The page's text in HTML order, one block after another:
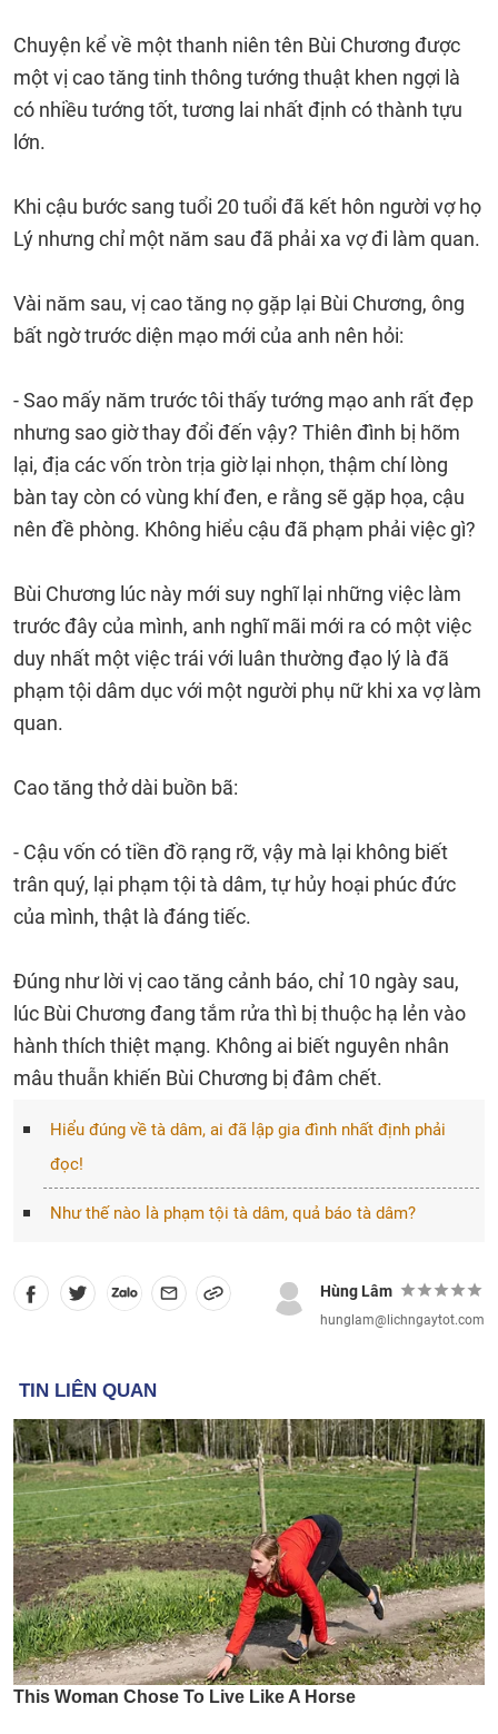
Chuyện kể về một thanh niên tên Bùi Chương được
một vị cao tăng tinh thông tướng thuật khen ngợi là
có nhiều tướng tốt, tương lai nhất định có thành tựu
lớn.
Khi cậu bước sang tuổi 20 tuổi đã kết hôn người vợ họ
Lý nhưng chỉ một năm sau đã phải xa vợ đi làm quan.
Vài năm sau, vị cao tăng nọ gặp lại Bùi Chương, ông
bất ngờ trước diện mạo mới của anh nên hỏi:
- Sao mấy năm trước tôi thấy tướng mạo anh rất đẹp
nhưng sao giờ thay đổi đến vậy? Thiên đình bị hõm
lại, địa các vốn tròn trịa giờ lại nhọn, thậm chí lòng
bàn tay còn có vùng khí đen, e rằng sẽ gặp họa, cậu
nên đề phòng. Không hiểu cậu đã phạm phải việc gì?
Bùi Chương lúc này mới suy nghĩ lại những việc làm
trước đây của mình, anh nghĩ mãi mới ra có một việc
duy nhất một việc trái với luân thường đạo lý là đã
phạm tội dâm dục với một người phụ nữ khi xa vợ làm
quan.
Cao tăng thở dài buồn bã:
- Cậu vốn có tiền đồ rạng rỡ, vậy mà lại không biết
trân quý, lại phạm tội tà dâm, tự hủy hoại phúc đức
của mình, thật là đáng tiếc.
Đúng như lời vị cao tăng cảnh báo, chỉ 10 ngày sau,
lúc Bùi Chương đang tắm rửa thì bị thuộc hạ lẻn vào
hành thích thiệt mạng. Không ai biết nguyên nhân
mâu thuẫn khiến Bùi Chương bị đâm chết.
Hiểu đúng về tà dâm, ai đã lập gia đình nhất định phải
đọc!
Như thế nào là phạm tội tà dâm, quả báo tà dâm?
Hùng Lâm
hunglam@lichngaytot.com